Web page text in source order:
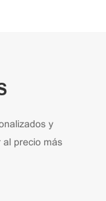
y
al precio más